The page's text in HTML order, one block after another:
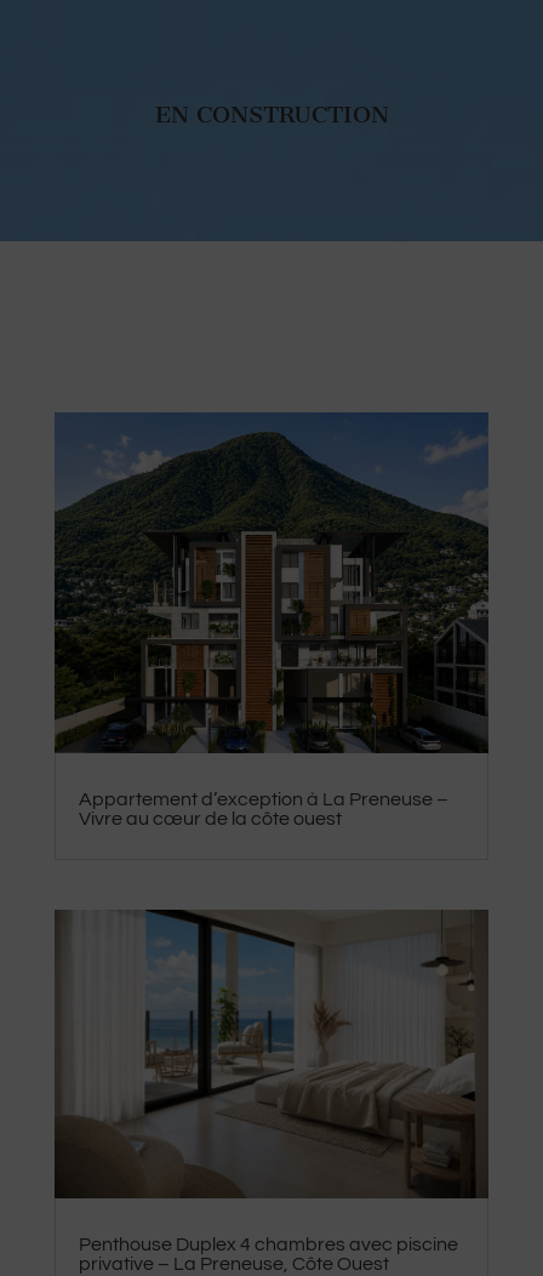
EN CONSTRUCTION
Appartement d’exception à La Preneuse –
Vivre au cœur de la côte ouest
Penthouse Duplex 4 chambres avec piscine
privative – La Preneuse, Côte Ouest